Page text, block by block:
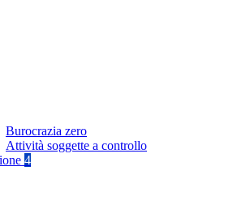
Burocrazia zero
Attività soggette a controllo
4